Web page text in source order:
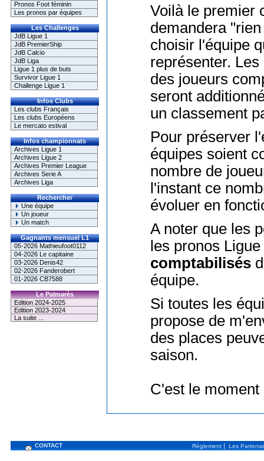
Pronos Foot féminin
Les pronos par équipes
Les Challenges
JdB Ligue 1
JdB PremierShip
JdB Calcio
JdB Liga
Ligue 1 plus de buts
Survivor Ligue 1
Challenge Ligue 1
Infos Clubs
Les clubs Français
Les clubs Européens
Le mercato estival
Infos championnats
Archives Ligue 1
Archives Ligue 2
Archives Premier League
Archives Serie A
Archives Liga
Rechercher
Une équipe
Un joueur
Un match
Gagnants mensuel L1
05-2026 Mathieufoot0112
04-2026 Le capitaine
03-2026 Denis42
02-2026 Fanderobert
01-2026 CB7588
Le Palmarès
Edition 2024-2025
Edition 2023-2024
La suite ...
Voilà le premier
demandera
choisir l'équipe
représenter.
des joueurs
seront
un classement
Pour préserver
équipes soient
nombre de
l'instant ce
évoluer en
A noter que les
les pronos
comptabilisés
équipe.
Si toutes les
propose de
des places
saison.
C'est le
CONTACT Règlement | Les